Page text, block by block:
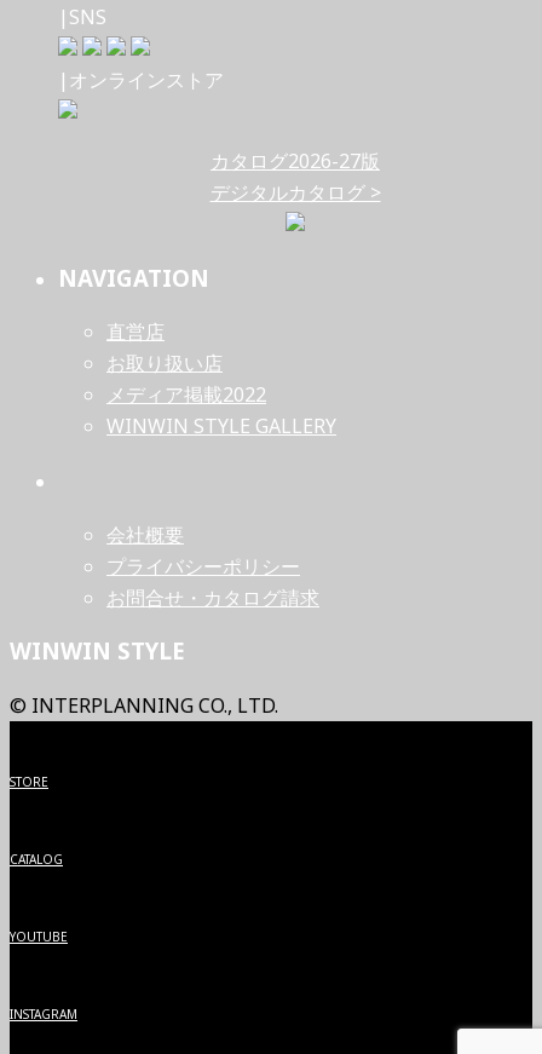
|SNS
|オンラインストア
カタログ2026-27版
デジタルカタログ >
NAVIGATION
直営店
お取り扱い店
メディア掲載2022
WINWIN STYLE GALLERY
会社概要
プライバシーポリシー
お問合せ・カタログ請求
WINWIN STYLE
© INTERPLANNING CO., LTD.
STORE
CATALOG
YOUTUBE
INSTAGRAM